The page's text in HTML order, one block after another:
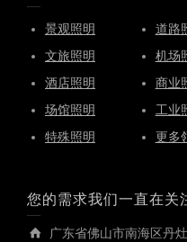
景观照明 道路
文旅照明
机场
酒店照明
商业
场馆照明
工业
特殊照明
更多
您的需求我们一直在关
广东省佛山市南海区丹